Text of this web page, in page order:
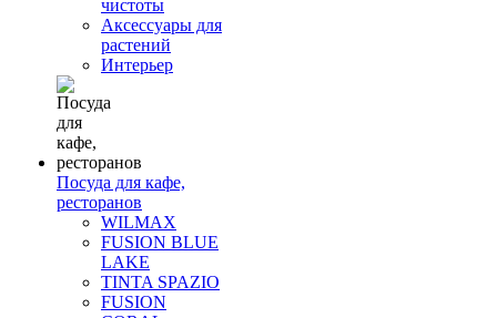
чистоты
Аксессуары для
растений
Интерьер
Посуда для кафе,
ресторанов
WILMAX
FUSION BLUE
LAKE
TINTA SPAZIO
FUSION